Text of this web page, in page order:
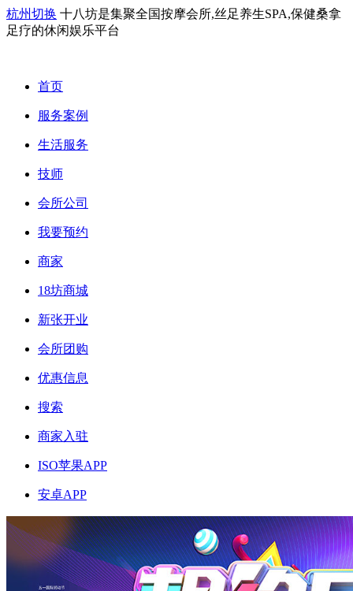
杭州切换 十八坊是集聚全国按摩会所,丝足养生SPA,保健桑拿
足疗的休闲娱乐平台
首页
服务案例
生活服务
技师
会所公司
我要预约
商家
18坊商城
新张开业
会所团购
优惠信息
搜索
商家入驻
ISO苹果APP
安卓APP